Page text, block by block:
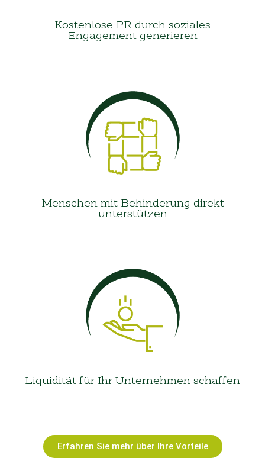
Kostenlose PR durch soziales
Engagement generieren
Menschen mit Behinderung direkt
unterstützen
Liquidität für Ihr Unternehmen schaffen
Erfahren Sie mehr über Ihre Vorteile